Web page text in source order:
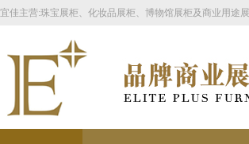
宜佳主营:珠宝展柜、化妆品展柜、博物馆展柜及商业用途展